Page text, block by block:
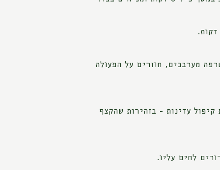
מערבבים, חוזרים על הפעולה
עדינות - בזהירות שהקצף